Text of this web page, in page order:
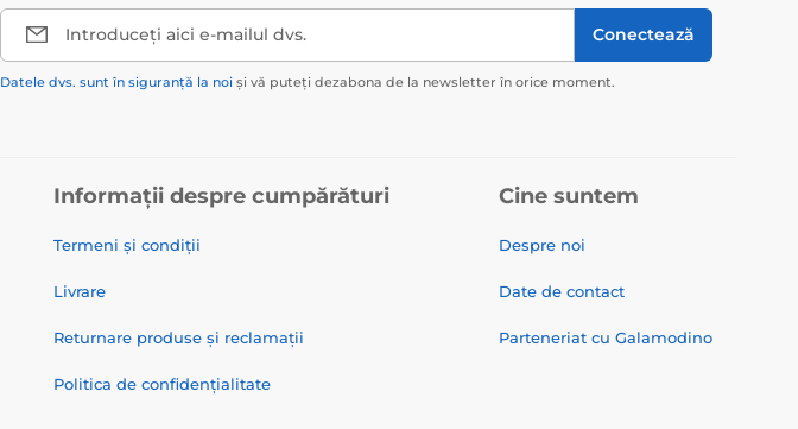
Introduceți aici e-mailul dvs. Conectează
Datele dvs. sunt în siguranță la noi și vă puteți dezabona de la newsletter în orice moment.
Informații despre cumpărături
Termeni și condiții
Livrare
Returnare produse și reclamații
Politica de confidențialitate
Cine suntem
Despre noi
Date de contact
Parteneriat cu Galamodino